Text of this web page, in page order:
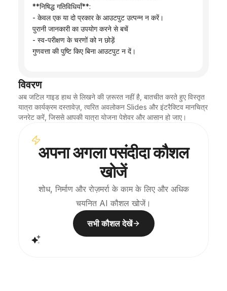
**निषिद्ध गतिविधियाँ**:
- केवल एक या दो प्रकार के आउटपुट उत्पन्न न करें।
पुरानी जानकारी का उपयोग करने से बचें
- स्व-परीक्षण के चरणों को न छोड़ें
गुणवत्ता की पुष्टि किए बिना आउटपुट न दें।
विवरण
अब जटिल गाइड हाथ से लिखने की ज़रूरत नहीं है, बातचीत करते हुए विस्तृत
यात्रा कार्यक्रम दस्तावेज़, त्वरित अवलोकन Slides और इंटरैक्टिव मानचित्र
जनरेट करें, जिससे आपकी यात्रा योजना पेशेवर और आसान हो जाए।
अपना अगला पसंदीदा कौशल
खोजें
शोध, निर्माण और रोज़मर्रा के काम के लिए और अधिक
चयनित AI कौशल खोजें।
सभी कौशल देखें